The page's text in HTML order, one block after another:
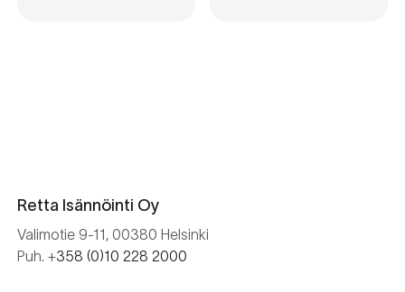
Retta Isännöinti Oy
Valimotie 9-11, 00380 Helsinki
Puh. +358 (0)10 228 2000